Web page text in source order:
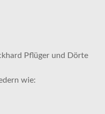
Pflüger und Dörte
wie: